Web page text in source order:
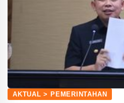
AKTUAL > PEMERINTAHAN